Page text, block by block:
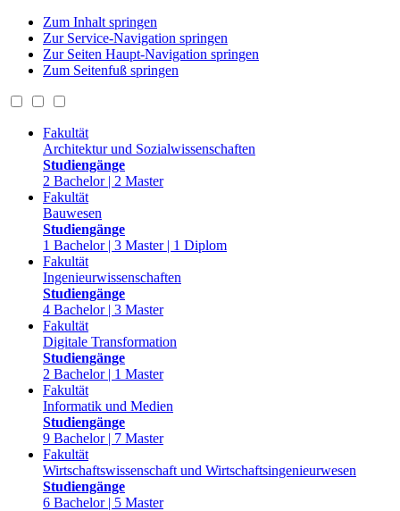
Zum Inhalt springen
Zur Service-Navigation springen
Zur Seiten Haupt-Navigation springen
Zum Seitenfuß springen
Fakultät
Architektur und Sozialwissenschaften
Studiengänge
2 Bachelor | 2 Master
Fakultät
Bauwesen
Studiengänge
1 Bachelor | 3 Master | 1 Diplom
Fakultät
Ingenieurwissenschaften
Studiengänge
4 Bachelor | 3 Master
Fakultät
Digitale Transformation
Studiengänge
2 Bachelor | 1 Master
Fakultät
Informatik und Medien
Studiengänge
9 Bachelor | 7 Master
Fakultät
Wirtschaftswissenschaft und Wirtschaftsingenieurwesen
Studiengänge
6 Bachelor | 5 Master